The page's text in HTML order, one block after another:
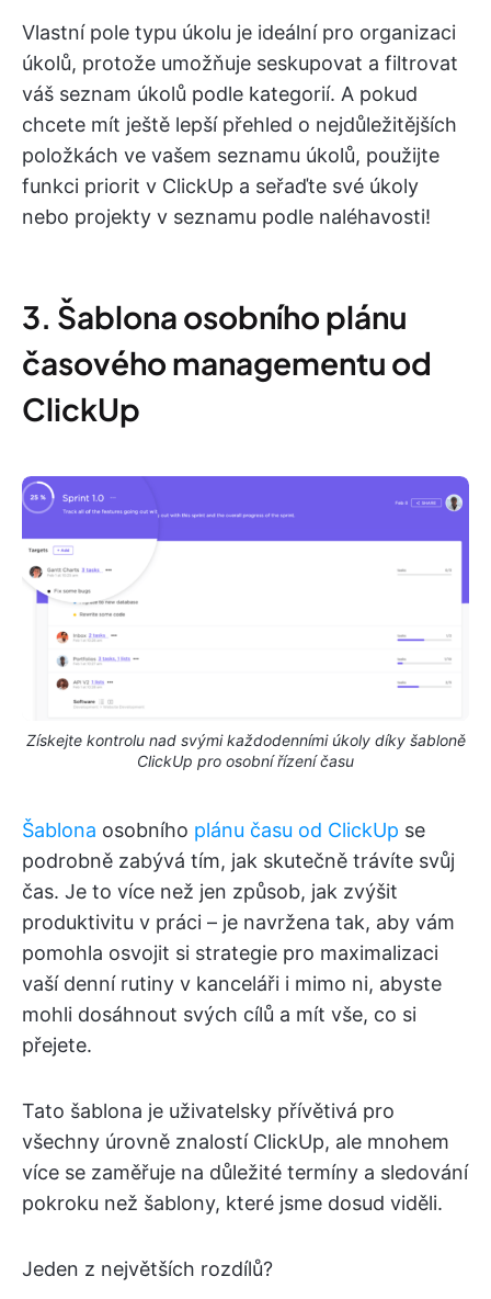
Vlastní pole typu úkolu je ideální pro organizaci
úkolů, protože umožňuje seskupovat a filtrovat
váš seznam úkolů podle kategorií. A pokud
chcete mít ještě lepší přehled o nejdůležitějších
položkách ve vašem seznamu úkolů, použijte
funkci priorit v ClickUp a seřaďte své úkoly
nebo projekty v seznamu podle naléhavosti!
3. Šablona osobního plánu
časového managementu od
ClickUp
Získejte kontrolu nad svými každodenními úkoly díky šabloně
ClickUp pro osobní řízení času
Šablona osobního plánu času od ClickUp se
podrobně zabývá tím, jak skutečně trávíte svůj
čas. Je to více než jen způsob, jak zvýšit
produktivitu v práci – je navržena tak, aby vám
pomohla osvojit si strategie pro maximalizaci
vaší denní rutiny v kanceláři i mimo ni, abyste
mohli dosáhnout svých cílů a mít vše, co si
přejete.
Tato šablona je uživatelsky přívětivá pro
všechny úrovně znalostí ClickUp, ale mnohem
více se zaměřuje na důležité termíny a sledování
pokroku než šablony, které jsme dosud viděli.
Jeden z největších rozdílů?